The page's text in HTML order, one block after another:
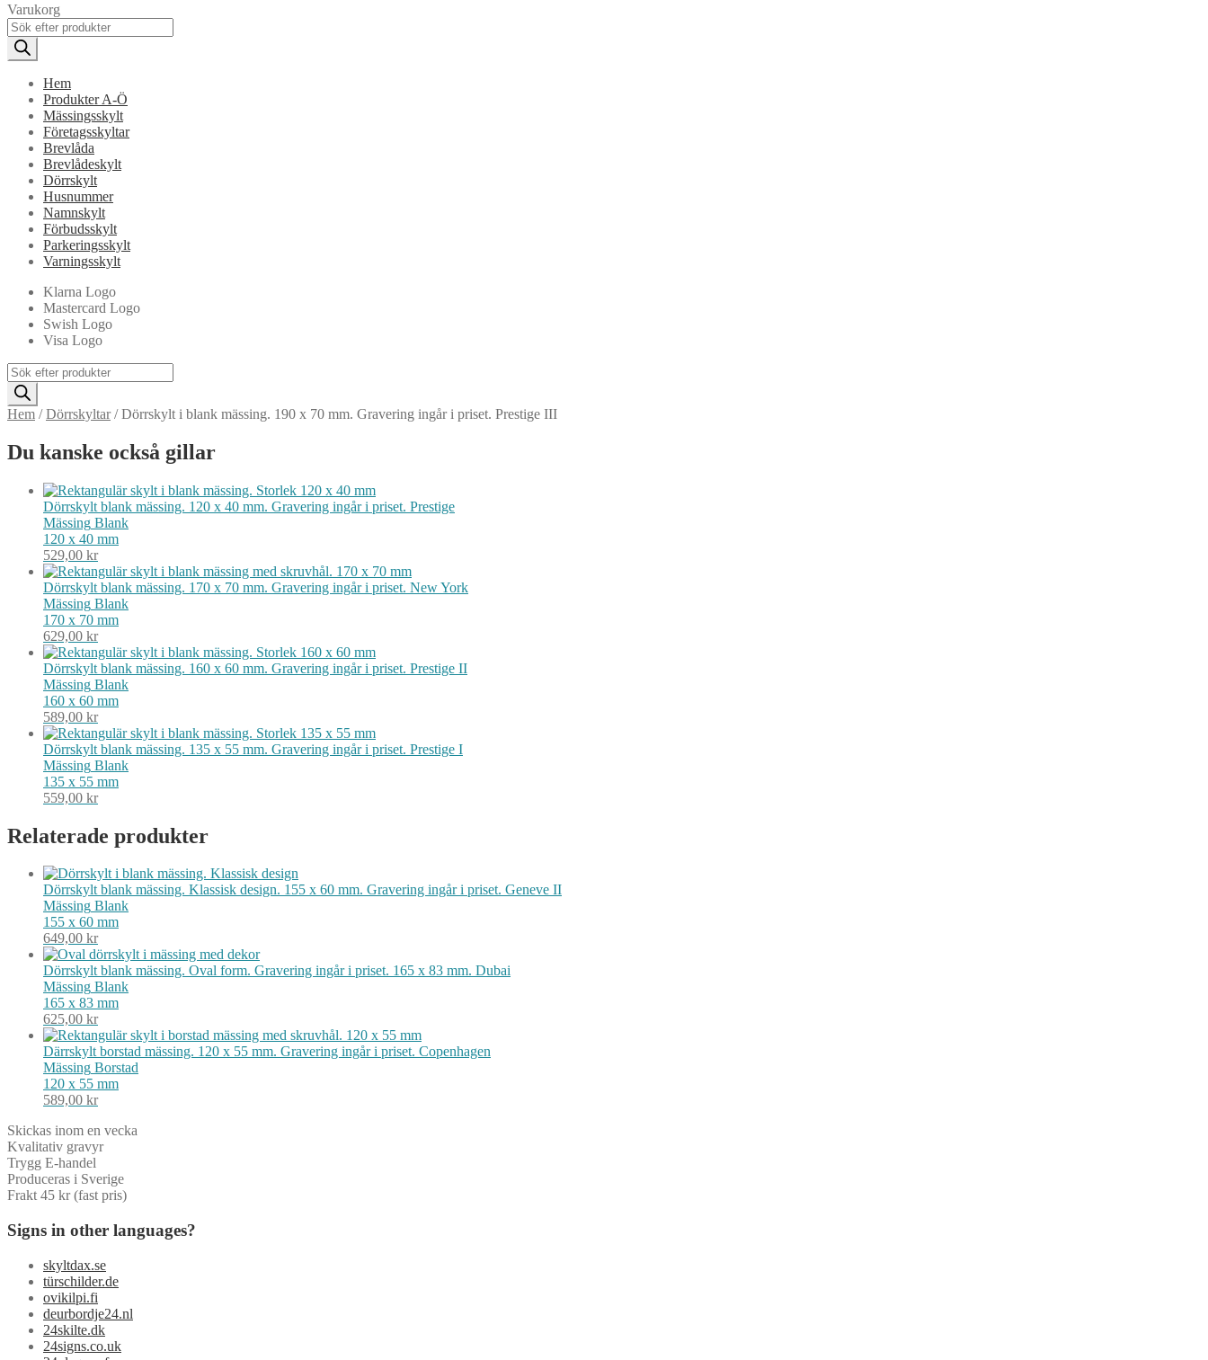
Varukorg
Products
search
Hem
Produkter A-Ö
Mässingsskylt
Företagsskyltar
Brevlåda
Brevlådeskylt
Dörrskylt
Husnummer
Namnskylt
Förbudsskylt
Parkeringsskylt
Varningsskylt
Klarna Logo
Mastercard Logo
Swish Logo
Visa Logo
Products
search
Hem /Dörrskyltar/Dörrskylt i blank mässing. 190 x 70 mm. Gravering ingår i priset. Prestige III
Du kanske också gillar
Dörrskylt blank mässing. 120 x 40 mm. Gravering ingår i priset. Prestige
Mässing Blank
120 x 40 mm
529,00 kr
Dörrskylt blank mässing. 170 x 70 mm. Gravering ingår i priset. New York
Mässing Blank
170 x 70 mm
629,00 kr
Dörrskylt blank mässing. 160 x 60 mm. Gravering ingår i priset. Prestige II
Mässing Blank
160 x 60 mm
589,00 kr
Dörrskylt blank mässing. 135 x 55 mm. Gravering ingår i priset. Prestige I
Mässing Blank
135 x 55 mm
559,00 kr
Relaterade produkter
Dörrskylt blank mässing. Klassisk design. 155 x 60 mm. Gravering ingår i priset. Geneve II
Mässing Blank
155 x 60 mm
649,00 kr
Dörrskylt blank mässing. Oval form. Gravering ingår i priset. 165 x 83 mm. Dubai
Mässing Blank
165 x 83 mm
625,00 kr
Därrskylt borstad mässing. 120 x 55 mm. Gravering ingår i priset. Copenhagen
Mässing Borstad
120 x 55 mm
589,00 kr
Skickas inom en vecka
Kvalitativ gravyr
Trygg E-handel
Produceras i Sverige
Frakt 45 kr (fast pris)
Signs in other languages?
skyltdax.se
türschilder.de
ovikilpi.fi
deurbordje24.nl
24skilte.dk
24signs.co.uk